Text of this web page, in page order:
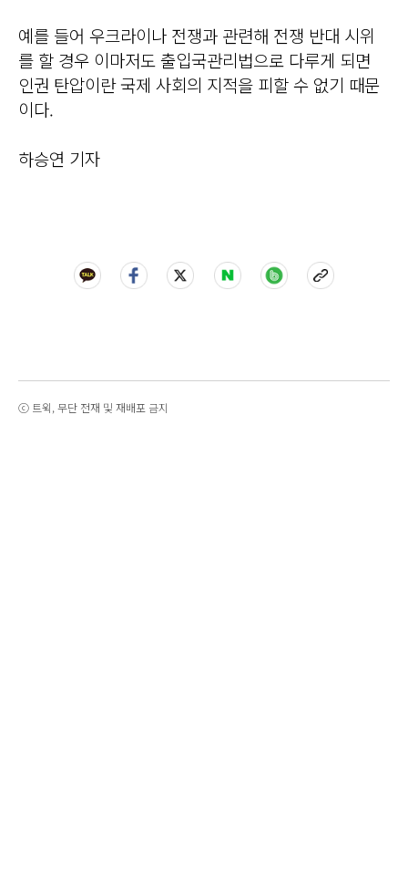
예를 들어 우크라이나 전쟁과 관련해 전쟁 반대 시위
를 할 경우 이마저도 출입국관리법으로 다루게 되면
인권 탄압이란 국제 사회의 지적을 피할 수 없기 때문
이다.
하승연 기자
ⓒ 트윅, 무단 전재 및 재배포 금지